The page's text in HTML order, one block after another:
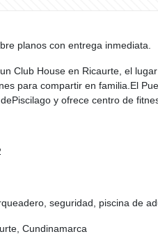
planos con entrega inmediata.
Club House en Ricaurte, el
para compartir en familia.El
y ofrece centro de
seguridad, piscina de
Cundinamarca